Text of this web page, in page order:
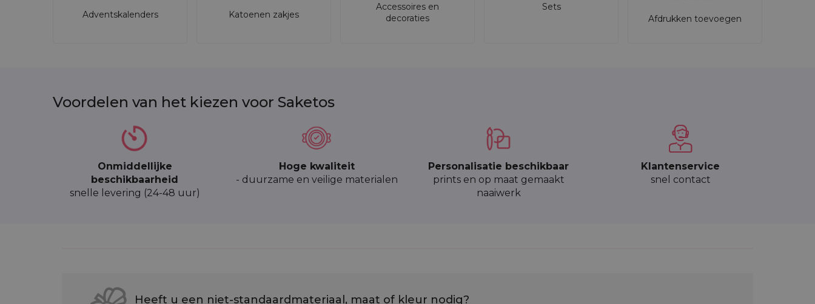
Adventskalenders Katoenen zakjes
Accessoires en
decoraties
Sets
Afdrukken toevoegen
Voordelen van het kiezen voor Saketos
Onmiddellijke
beschikbaarheid
snelle levering (24-48 uur)
Hoge kwaliteit
- duurzame en veilige materialen
Personalisatie beschikbaar
prints en op maat gemaakt
naaiwerk
Klantenservice
snel contact
Heeft u een niet-standaardmateriaal, maat of kleur nodig?